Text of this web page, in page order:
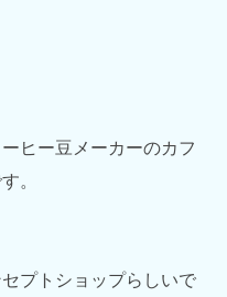
ヒー豆メーカーのカフ
。
プトショップらしいで